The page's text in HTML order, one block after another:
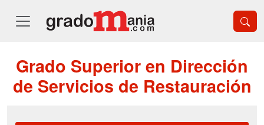
Grado Superior en Dirección
de Servicios de Restauración